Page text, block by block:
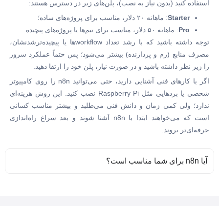
استفاده کنید (بدون نیاز به نصب)، پلن‌های زیر در دسترس هستند:
Starter: ماهانه ۲۰ دلار، مناسب برای پروژه‌های ساده؛
Pro: ماهانه ۵۰ دلار، مناسب برای تیم‌ها یا پروژه‌های پیچیده.
توجه داشته باشید که با رشد تعداد workflowها یا پیچیده‌ترشدنشان،
مصرف منابع (رم و پردازنده) بیشتر می‌شود؛ پس حتماً عملکرد سرور
را زیر نظر داشته باشید و در صورت نیاز، پلن خود را ارتقا دهید.
اگر با کارهای فنی آشنایی دارید، حتی می‌توانید n8n را روی کامپیوتر
شخصی یا بردهایی مثل Raspberry Pi نصب کنید. این روش هزینه‌ای
ندارد؛ ولی کمی زمان و دانش فنی می‌طلبد و بیشتر مناسب کسانی
است که می‌خواهند ابتدا با n8n آشنا شوند و بعد سراغ راه‌اندازی
حرفه‌ای‌تر بروند.
آیا n8n برای شما مناسب است؟